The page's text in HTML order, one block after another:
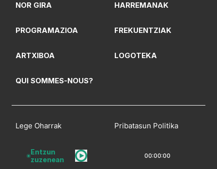
Entzun
zuzenean
00:00:00
NOR GIRA HARREMANAK
PROGRAMAZIOA FREKUENTZIAK
ARTXIBOA LOGOTEKA
QUI SOMMES-NOUS?
Lege Oharrak
Pribatasun Politika